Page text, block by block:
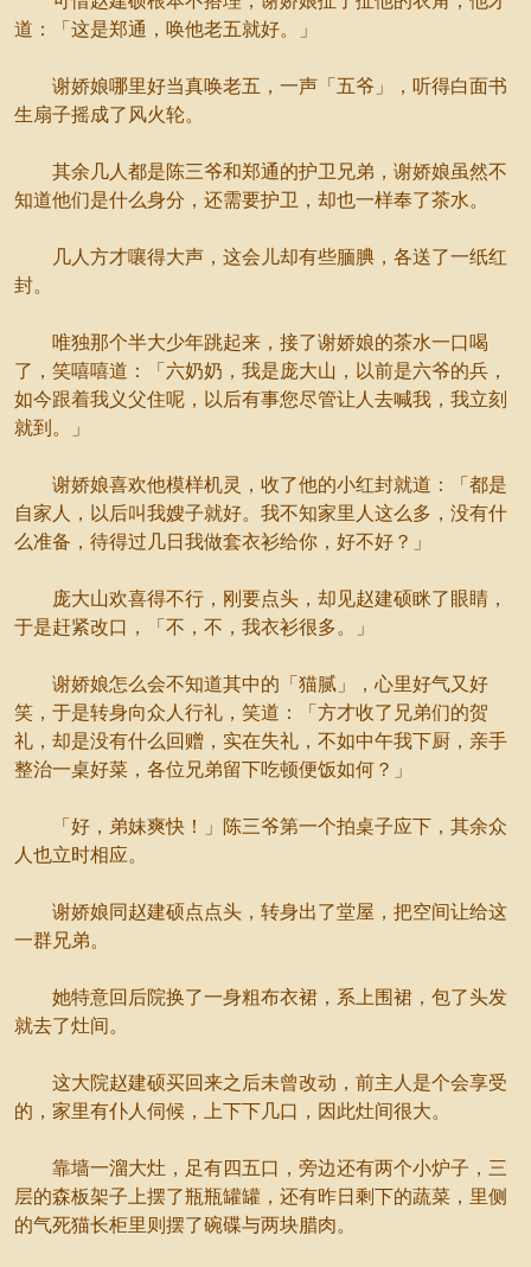
道：「这是郑通，唤他老五就好。」
谢娇娘哪里好当真唤老五，一声「五爷」，听得白面书
生扇子摇成了风火轮。
其余几人都是陈三爷和郑通的护卫兄弟，谢娇娘虽然不
知道他们是什么身分，还需要护卫，却也一样奉了茶水。
几人方才嚷得大声，这会儿却有些腼腆，各送了一纸红
封。
唯独那个半大少年跳起来，接了谢娇娘的茶水一口喝
了，笑嘻嘻道：「六奶奶，我是庞大山，以前是六爷的兵，
如今跟着我义父住呢，以后有事您尽管让人去喊我，我立刻
就到。」
谢娇娘喜欢他模样机灵，收了他的小红封就道：「都是
自家人，以后叫我嫂子就好。我不知家里人这么多，没有什
么准备，待得过几日我做套衣衫给你，好不好？」
庞大山欢喜得不行，刚要点头，却见赵建硕眯了眼睛，
于是赶紧改口，「不，不，我衣衫很多。」
谢娇娘怎么会不知道其中的「猫腻」，心里好气又好
笑，于是转身向众人行礼，笑道：「方才收了兄弟们的贺
礼，却是没有什么回赠，实在失礼，不如中午我下厨，亲手
整治一桌好菜，各位兄弟留下吃顿便饭如何？」
「好，弟妹爽快！」陈三爷第一个拍桌子应下，其余众
人也立时相应。
谢娇娘同赵建硕点点头，转身出了堂屋，把空间让给这
一群兄弟。
她特意回后院换了一身粗布衣裙，系上围裙，包了头发
就去了灶间。
这大院赵建硕买回来之后未曾改动，前主人是个会享受
的，家里有仆人伺候，上下下几口，因此灶间很大。
靠墙一溜大灶，足有四五口，旁边还有两个小炉子，三
层的森板架子上摆了瓶瓶罐罐，还有昨日剩下的蔬菜，里侧
的气死猫长柜里则摆了碗碟与两块腊肉。